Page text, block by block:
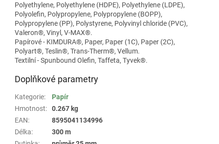
Polyethylene, Polyethylene (HDPE), Polyethylene (LDPE),
Polyolefin, Polypropylene, Polypropylene (BOPP),
Polypropylene (PP), Polystyrene, Polyvinyl chloride (PVC),
Valeron®, Vinyl, V-MAX®.
Papírové - KIMDURA®, Paper, Paper (1C), Paper (2C),
Polyart®, Teslin®, Trans-Therm®, Vellum.
Textilní - Spunbound Olefin, Taffeta, Tyvek®.
Doplňkové parametry
Kategorie:
Papír
Hmotnost:
0.267 kg
EAN:
8595041134996
Délka:
300 m